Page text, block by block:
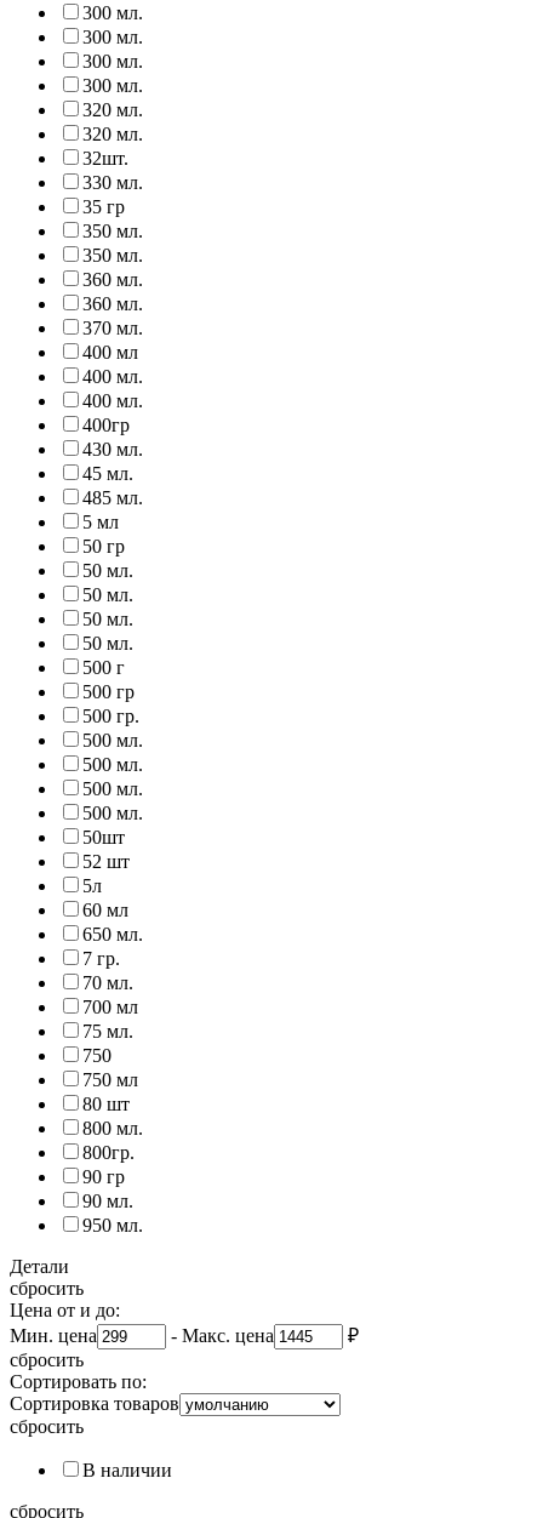
300 мл.
300 мл.
300 мл.
300 мл.
320 мл.
320 мл.
32шт.
330 мл.
35 гр
350 мл.
350 мл.
360 мл.
360 мл.
370 мл.
400 мл
400 мл.
400 мл.
400гр
430 мл.
45 мл.
485 мл.
5 мл
50 гр
50 мл.
50 мл.
50 мл.
50 мл.
500 г
500 гр
500 гр.
500 мл.
500 мл.
500 мл.
500 мл.
50шт
52 шт
5л
60 мл
650 мл.
7 гр.
70 мл.
700 мл
75 мл.
750
750 мл
80 шт
800 мл.
800гр.
90 гр
90 мл.
950 мл.
Детали
сбросить
Цена от и до:
Мин. цена
- Макс. цена
₽
сбросить
Сортировать по:
Сортировка товаров
сбросить
В наличии
сбросить